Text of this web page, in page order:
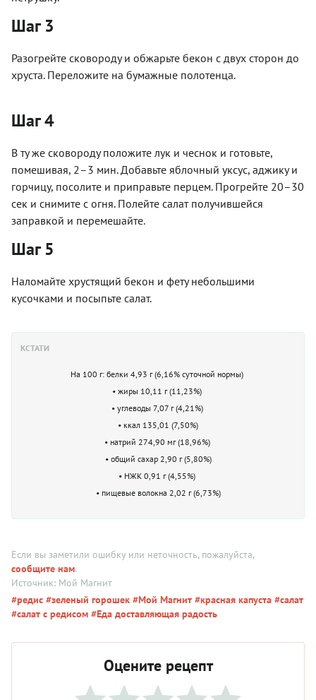
Шаг 3
Разогрейте сковороду и обжарьте бекон с двух сторон до
хруста. Переложите на бумажные полотенца.
Шаг 4
В ту же сковороду положите лук и чеснок и готовьте,
помешивая, 2–3 мин. Добавьте яблочный уксус, аджику и
горчицу, посолите и приправьте перцем. Прогрейте 20–30
сек и снимите с огня. Полейте салат получившейся
заправкой и перемешайте.
Шаг 5
Наломайте хрустящий бекон и фету небольшими
кусочками и посыпьте салат.
КСТАТИ
На 100 г: белки 4,93 г (6,16% суточной нормы)
• жиры 10,11 г (11,23%)
• углеводы 7,07 г (4,21%)
• ккал 135,01 (7,50%)
• натрий 274,90 мг (18,96%)
• общий сахар 2,90 г (5,80%)
• НЖК 0,91 г (4,55%)
• пищевые волокна 2,02 г (6,73%)
Если вы заметили ошибку или неточность, пожалуйста,
сообщите нам.
Источник: Мой Магнит
#редис #зеленый горошек #Мой Магнит #красная капуста #салат
#салат с редисом #Еда доставляющая радость
Оцените рецепт